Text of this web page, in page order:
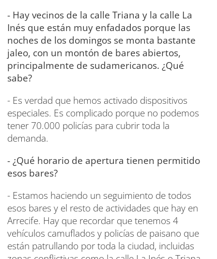
- Hay vecinos de la calle Triana y la calle La
Inés que están muy enfadados porque las
noches de los domingos se monta bastante
jaleo, con un montón de bares abiertos,
principalmente de sudamericanos. ¿Qué
sabe?
- Es verdad que hemos activado dispositivos
especiales. Es complicado porque no podemos
tener 70.000 policías para cubrir toda la
demanda.
- ¿Qué horario de apertura tienen permitido
esos bares?
- Estamos haciendo un seguimiento de todos
esos bares y el resto de actividades que hay en
Arrecife. Hay que recordar que tenemos 4
vehículos camuflados y policías de paisano que
están patrullando por toda la ciudad, incluidas